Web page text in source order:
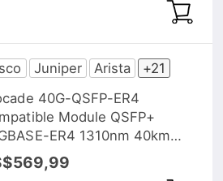
Juniper Arista
+21
40G-QSFP-ER4
Module QSFP+
ER4 1310nm 40km